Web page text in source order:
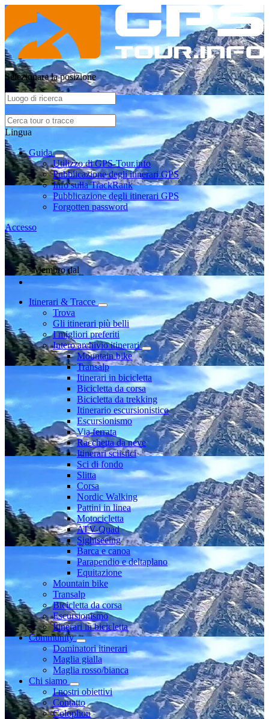
Selezionare la posizione
Lingua
Guida
Utilizzo di GPS-Tour.info
Pubblicazione degli itinerari GPS
Info sulla TrackRank
Pubblicazione degli itinerari GPS
Forgotten password
Accesso
Membro dal
Itinerari & Tracce
Trova
Gli itinerari più belli
I migliori preferiti
Intero archivio itinerari
Mountain bike
Transalp
Itinerari in bicicletta
Bicicletta da corsa
Bicicletta da trekking
Itinerario escursionistico
Escursionismo
Via ferrata
Racchetta da neve
Itinerari sciistici
Sci di fondo
Slitta
Corsa
Nordic Walking
Pattini in linea
Motocicletta
ATV-Quad
Sightseeing
Barca e canoa
Parapendio e deltaplano
Equitazione
Mountain bike
Transalp
Bicicletta da corsa
Escursionismo
Itinerari in bicicletta
Community
Dominatori itinerari
Maglia gialla
Maglia rosso/bianca
Chi siamo
I nostri obiettivi
Contatto
Colophon